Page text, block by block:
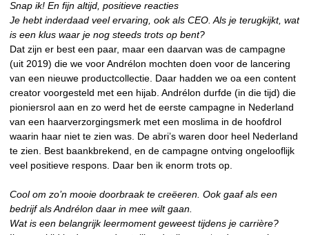
Snap ik! En fijn altijd, positieve reacties
Je hebt inderdaad veel ervaring, ook als CEO. Als je terugkijkt, wat
is een klus waar je nog steeds trots op bent?
Dat zijn er best een paar, maar een daarvan was de campagne
(uit 2019) die we voor Andrélon mochten doen voor de lancering
van een nieuwe productcollectie. Daar hadden we oa een content
creator voorgesteld met een hijab. Andrélon durfde (in die tijd) die
pioniersrol aan en zo werd het de eerste campagne in Nederland
van een haarverzorgingsmerk met een moslima in de hoofdrol
waarin haar niet te zien was. De abri’s waren door heel Nederland
te zien. Best baankbrekend, en de campagne ontving ongelooflijk
veel positieve respons. Daar ben ik enorm trots op.
Cool om zo’n mooie doorbraak te creëeren. Ook gaaf als een
bedrijf als Andrélon daar in mee wilt gaan.
Wat is een belangrijk leermoment geweest tijdens je carrière?